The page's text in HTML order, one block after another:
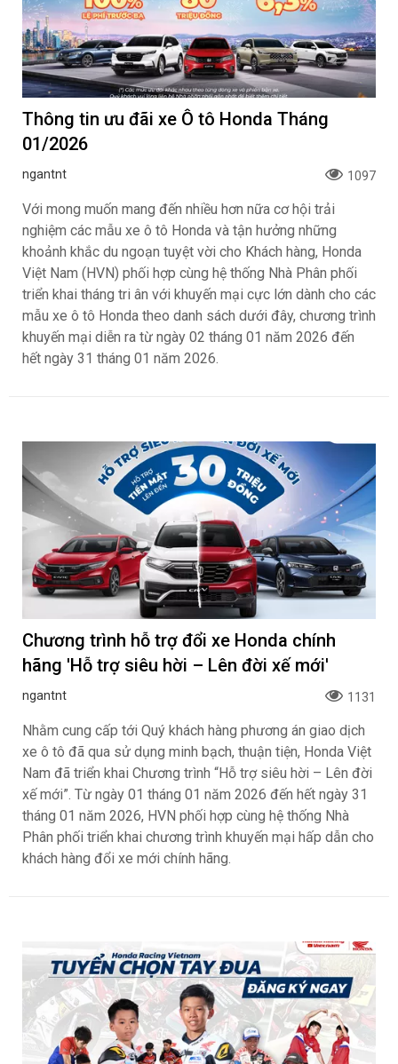
Thông tin ưu đãi xe Ô tô Honda Tháng
01/2026
ngantnt 1097
Với mong muốn mang đến nhiều hơn nữa cơ hội trải
nghiệm các mẫu xe ô tô Honda và tận hưởng những
khoảnh khắc du ngoạn tuyệt vời cho Khách hàng, Honda
Việt Nam (HVN) phối hợp cùng hệ thống Nhà Phân phối
triển khai tháng tri ân với khuyến mại cực lớn dành cho các
mẫu xe ô tô Honda theo danh sách dưới đây, chương trình
khuyến mại diễn ra từ ngày 02 tháng 01 năm 2026 đến
hết ngày 31 tháng 01 năm 2026.
Chương trình hỗ trợ đổi xe Honda chính
hãng 'Hỗ trợ siêu hời – Lên đời xế mới'
ngantnt 1131
Nhằm cung cấp tới Quý khách hàng phương án giao dịch
xe ô tô đã qua sử dụng minh bạch, thuận tiện, Honda Việt
Nam đã triển khai Chương trình “Hỗ trợ siêu hời – Lên đời
xế mới”. Từ ngày 01 tháng 01 năm 2026 đến hết ngày 31
tháng 01 năm 2026, HVN phối hợp cùng hệ thống Nhà
Phân phối triển khai chương trình khuyến mại hấp dẫn cho
khách hàng đổi xe mới chính hãng.